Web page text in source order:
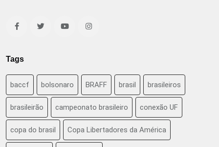
Tags
baccf bolsonaro BRAFF brasil brasileiros
brasileirão campeonato brasileiro conexão UF
copa do brasil Copa Libertadores da América